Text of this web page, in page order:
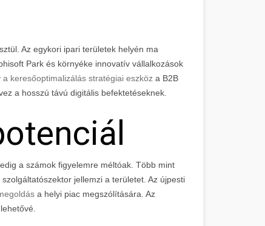
Az egykori ipari területek helyén ma
Park és környéke innovatív vállalkozások
a keresőoptimalizálás stratégiai eszköz a B2B
a hosszú távú digitális befektetéseknek.
a számok figyelemre méltóak. Több mint
jellemzi a területet. Az újpesti
a helyi piac megszólítására. Az